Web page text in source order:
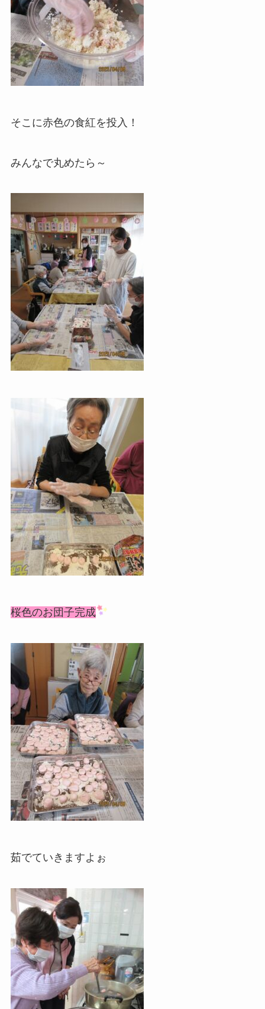
そこに赤色の食紅を投入！
みんなで丸めたら～
桜色のお団子完成
茹でていきますよぉ